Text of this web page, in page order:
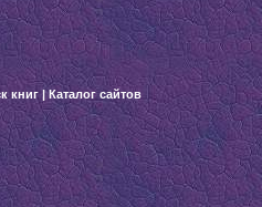
книг|Каталог сайтов